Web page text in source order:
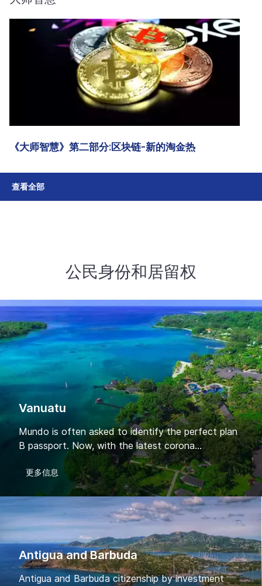
《大师智慧》第二部分:区块链-新的淘金热
查看全部
公民身份和居留权
Vanuatu
Mundo is often asked to identify the perfect plan
B passport. Now, with the latest corona...
更多信息
Antigua and Barbuda
Antigua and Barbuda citizenship by investment